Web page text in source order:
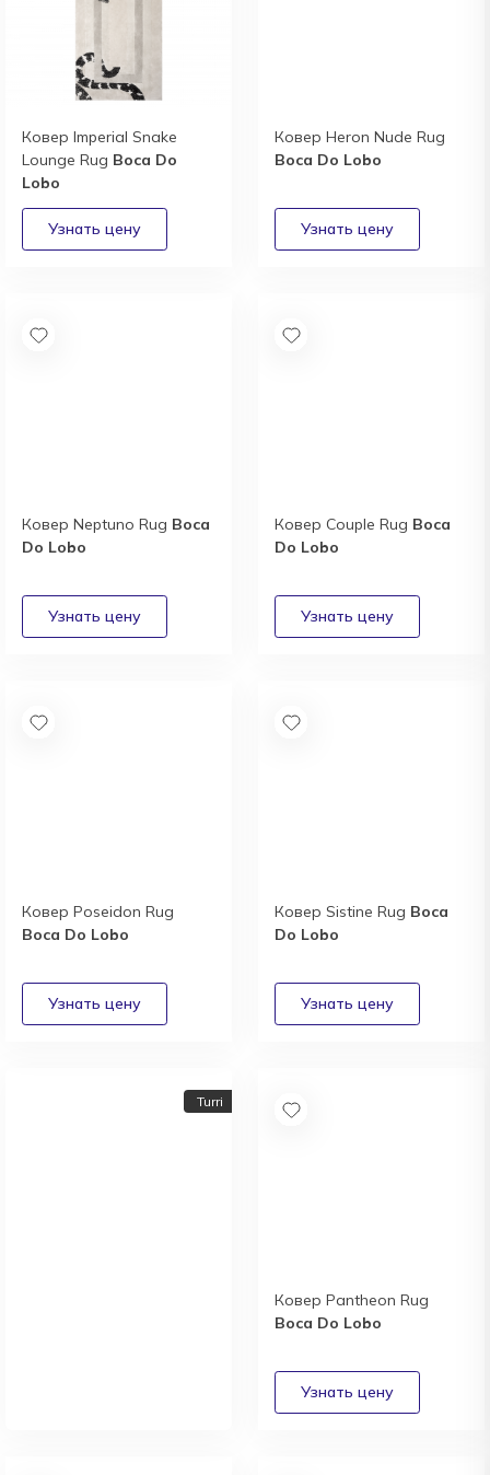
Ковер Imperial Snake
Lounge Rug Boca Do
Lobo
Ковер Heron Nude Rug
Boca Do Lobo
Ковер Neptuno Rug Boca
Do Lobo
Ковер Couple Rug Boca
Do Lobo
Ковер Poseidon Rug
Boca Do Lobo
Ковер Sistine Rug Boca
Do Lobo
Turri
Ковер Pantheon Rug
Boca Do Lobo